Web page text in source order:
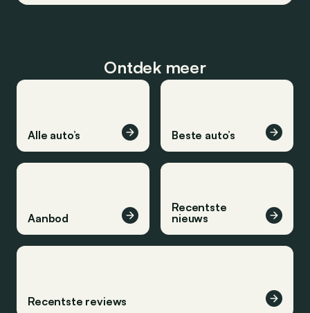
Ontdek meer
Alle auto’s Beste auto’s
Aanbod
Recentste
nieuws
Recentste reviews